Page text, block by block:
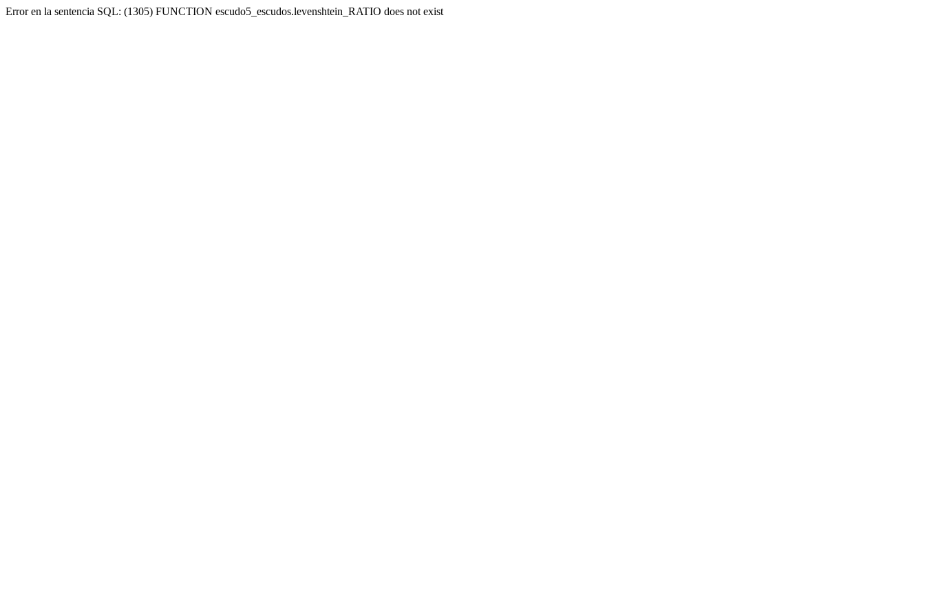
Error en la sentencia SQL: (1305) FUNCTION escudo5_escudos.levenshtein_RATIO does not exist